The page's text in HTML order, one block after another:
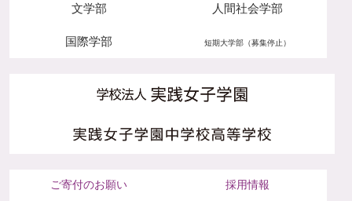
文学部 人間社会学部
国際学部 短期大学部（募集停止）
ご寄付のお願い 採用情報